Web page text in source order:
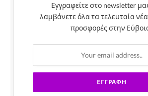
Εγγραφείτε στο newsletter
λαμβάνετε όλα τα τελευταία
προσφορές στην